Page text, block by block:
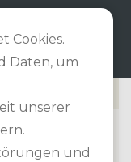
Cookies.
Daten, um
unserer
und